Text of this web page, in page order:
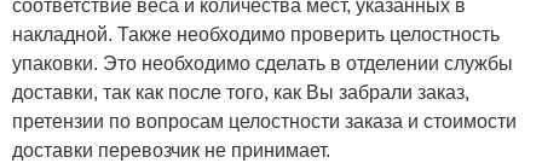
соответствие веса и количества мест, указанных в
накладной. Также необходимо проверить целостность
упаковки. Это необходимо сделать в отделении службы
доставки, так как после того, как Вы забрали заказ,
претензии по вопросам целостности заказа и стоимости
доставки перевозчик не принимает.